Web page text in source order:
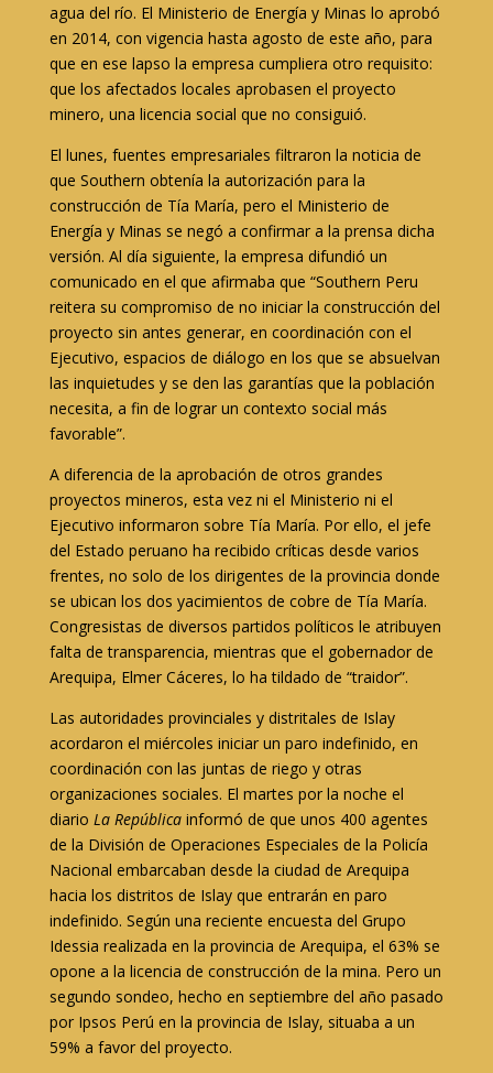
agua del río. El Ministerio de Energía y Minas lo aprobó
en 2014, con vigencia hasta agosto de este año, para
que en ese lapso la empresa cumpliera otro requisito:
que los afectados locales aprobasen el proyecto
minero, una licencia social que no consiguió.
El lunes, fuentes empresariales filtraron la noticia de
que Southern obtenía la autorización para la
construcción de Tía María, pero el Ministerio de
Energía y Minas se negó a confirmar a la prensa dicha
versión. Al día siguiente, la empresa difundió un
comunicado en el que afirmaba que “Southern Peru
reitera su compromiso de no iniciar la construcción del
proyecto sin antes generar, en coordinación con el
Ejecutivo, espacios de diálogo en los que se absuelvan
las inquietudes y se den las garantías que la población
necesita, a fin de lograr un contexto social más
favorable”.
A diferencia de la aprobación de otros grandes
proyectos mineros, esta vez ni el Ministerio ni el
Ejecutivo informaron sobre Tía María. Por ello, el jefe
del Estado peruano ha recibido críticas desde varios
frentes, no solo de los dirigentes de la provincia donde
se ubican los dos yacimientos de cobre de Tía María.
Congresistas de diversos partidos políticos le atribuyen
falta de transparencia, mientras que el gobernador de
Arequipa, Elmer Cáceres, lo ha tildado de “traidor”.
Las autoridades provinciales y distritales de Islay
acordaron el miércoles iniciar un paro indefinido, en
coordinación con las juntas de riego y otras
organizaciones sociales. El martes por la noche el
diario La Repúblicainformó de que unos 400 agentes
de la División de Operaciones Especiales de la Policía
Nacional embarcaban desde la ciudad de Arequipa
hacia los distritos de Islay que entrarán en paro
indefinido. Según una reciente encuesta del Grupo
Idessia realizada en la provincia de Arequipa, el 63% se
opone a la licencia de construcción de la mina. Pero un
segundo sondeo, hecho en septiembre del año pasado
por Ipsos Perú en la provincia de Islay, situaba a un
59% a favor del proyecto.